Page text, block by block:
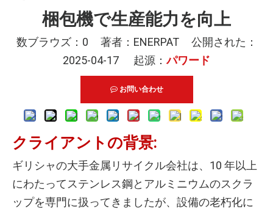
梱包機で生産能力を向上
数ブラウズ： 0 著者：ENERPAT 公開された：
2025-04-17 起源：パワード
お問い合わせ
クライアントの背景:
ギリシャの大手金属リサイクル会社は、10 年以上
にわたってステンレス鋼とアルミニウムのスクラ
ップを専門に扱ってきましたが、設備の老朽化に